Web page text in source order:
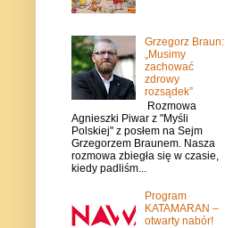
Grzegorz Braun:
„Musimy
zachować
zdrowy
rozsądek”
Rozmowa
Agnieszki Piwar z "Myśli
Polskiej" z posłem na Sejm
Grzegorzem Braunem. Nasza
rozmowa zbiegła się w czasie,
kiedy padliśm...
Program
KATAMARAN –
otwarty nabór!